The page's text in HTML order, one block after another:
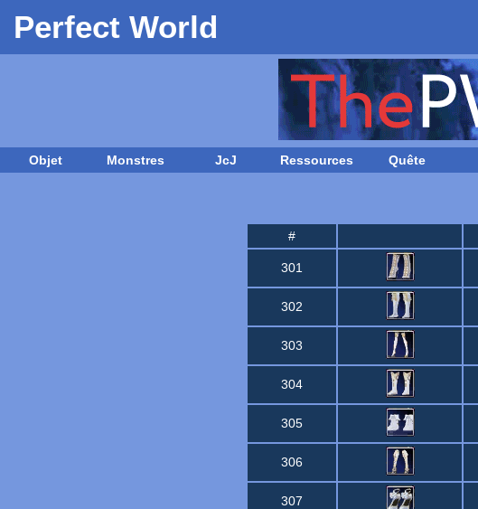
Perfect World
Objet Monstres JcJ Ressources Quête
#
301
302
303
304
305
306
307